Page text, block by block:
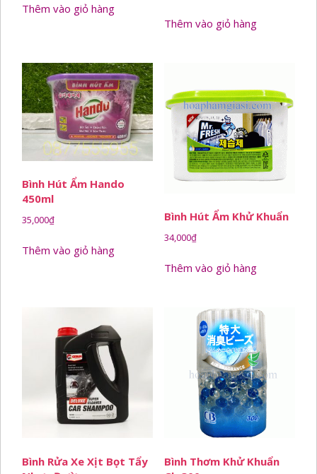
Thêm vào giỏ hàng
Thêm vào giỏ hàng
Bình Hút Ẩm Hando
450ml
35,000₫
Thêm vào giỏ hàng
Bình Hút Ẩm Khử Khuẩn
34,000₫
Thêm vào giỏ hàng
Bình Rửa Xe Xịt Bọt Tẩy
Bình Thơm Khử Khuẩn